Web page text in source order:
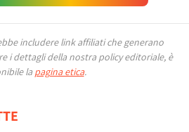
includere link affiliati che generano
i dettagli della nostra policy editoriale, è
la pagina etica.